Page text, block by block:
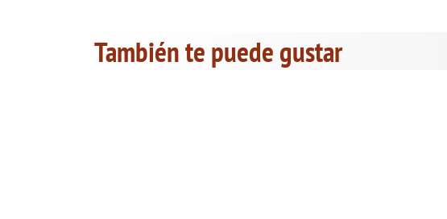
También te puede gustar